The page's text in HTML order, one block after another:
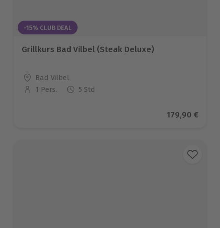
-15% CLUB DEAL
Grillkurs Bad Vilbel (Steak Deluxe)
Standort
Bad Vilbel
Anzahl der Teilnehmer
1 Pers. 5 Std
Aktueller
179,90 €